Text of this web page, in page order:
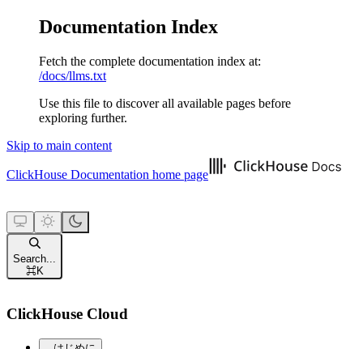
Documentation Index
Fetch the complete documentation index at:
/docs/llms.txt
Use this file to discover all available pages before
exploring further.
Skip to main content
ClickHouse Documentation home page
Search...
⌘K
ClickHouse Cloud